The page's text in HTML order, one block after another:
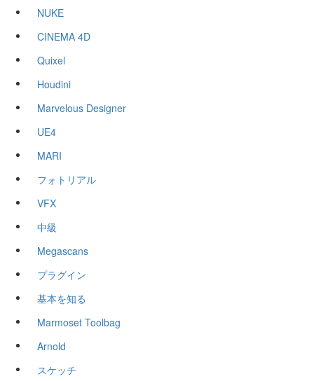
NUKE
CINEMA 4D
Quixel
Houdini
Marvelous Designer
UE4
MARI
フォトリアル
VFX
中級
Megascans
プラグイン
基本を知る
Marmoset Toolbag
Arnold
スケッチ